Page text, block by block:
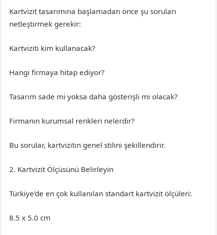
Kartvizit tasarımına başlamadan önce şu soruları
netleştirmek gerekir:
Kartviziti kim kullanacak?
Hangi firmaya hitap ediyor?
Tasarım sade mi yoksa daha gösterişli mi olacak?
Firmanın kurumsal renkleri nelerdir?
Bu sorular, kartvizitin genel stilini şekillendirir.
2. Kartvizit Ölçüsünü Belirleyin
Türkiye’de en çok kullanılan standart kartvizit ölçüleri:
8.5 x 5.0 cm